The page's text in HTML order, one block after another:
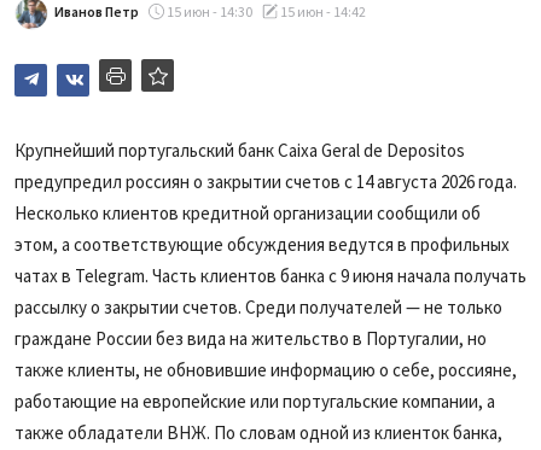
Авторы
Архив
База знаний
Подписка
Иванов Петр 15 июн - 14:30 15 июн - 14:42
Крупнейший португальский банк Caixa Geral de Depositos
предупредил россиян о закрытии счетов с 14 августа 2026 года.
Несколько клиентов кредитной организации сообщили об
этом, а соответствующие обсуждения ведутся в профильных
чатах в Telegram. Часть клиентов банка с 9 июня начала получать
рассылку о закрытии счетов. Среди получателей — не только
граждане России без вида на жительство в Португалии, но
также клиенты, не обновившие информацию о себе, россияне,
работающие на европейские или португальские компании, а
также обладатели ВНЖ. По словам одной из клиенток банка,